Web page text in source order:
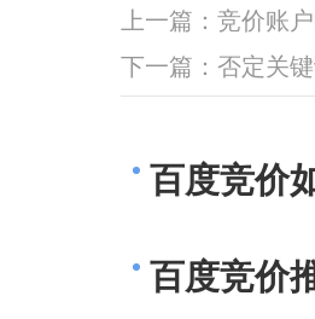
上一篇： 竞价账
下一篇： 否定关
百度竞价
百度竞价